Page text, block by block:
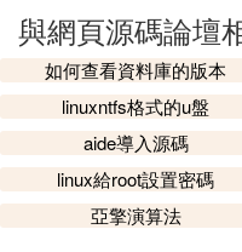
Discuz!
論壇，百萬站長
壇體驗。Discuz!
的用戶體驗又上
解的即是如何全
成了 UCenter 安
與網頁源碼論壇
如何查看資料庫的版本
linuxntfs格式的u盤
aide導入源碼
linux給root設置密碼
亞擎演算法